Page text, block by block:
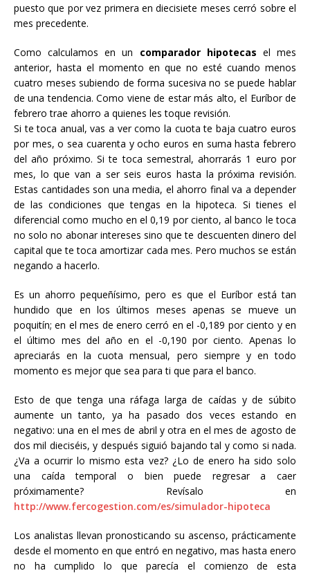
puesto que por vez primera en diecisiete meses cerró sobre el
mes precedente.
Como calculamos en un comparador hipotecas el mes
anterior, hasta el momento en que no esté cuando menos
cuatro meses subiendo de forma sucesiva no se puede hablar
de una tendencia. Como viene de estar más alto, el Euríbor de
febrero trae ahorro a quienes les toque revisión.
Si te toca anual, vas a ver como la cuota te baja cuatro euros
por mes, o sea cuarenta y ocho euros en suma hasta febrero
del año próximo. Si te toca semestral, ahorrarás 1 euro por
mes, lo que van a ser seis euros hasta la próxima revisión.
Estas cantidades son una media, el ahorro final va a depender
de las condiciones que tengas en la hipoteca. Si tienes el
diferencial como mucho en el 0,19 por ciento, al banco le toca
no solo no abonar intereses sino que te descuenten dinero del
capital que te toca amortizar cada mes. Pero muchos se están
negando a hacerlo.
Es un ahorro pequeñísimo, pero es que el Euríbor está tan
hundido que en los últimos meses apenas se mueve un
poquitín; en el mes de enero cerró en el -0,189 por ciento y en
el último mes del año en el -0,190 por ciento. Apenas lo
apreciarás en la cuota mensual, pero siempre y en todo
momento es mejor que sea para ti que para el banco.
Esto de que tenga una ráfaga larga de caídas y de súbito
aumente un tanto, ya ha pasado dos veces estando en
negativo: una en el mes de abril y otra en el mes de agosto de
dos mil dieciséis, y después siguió bajando tal y como si nada.
¿Va a ocurrir lo mismo esta vez? ¿Lo de enero ha sido solo
una caída temporal o bien puede regresar a caer
próximamente? Revísalo en
http://www.fercogestion.com/es/simulador-hipoteca
Los analistas llevan pronosticando su ascenso, prácticamente
desde el momento en que entró en negativo, mas hasta enero
no ha cumplido lo que parecía el comienzo de esta